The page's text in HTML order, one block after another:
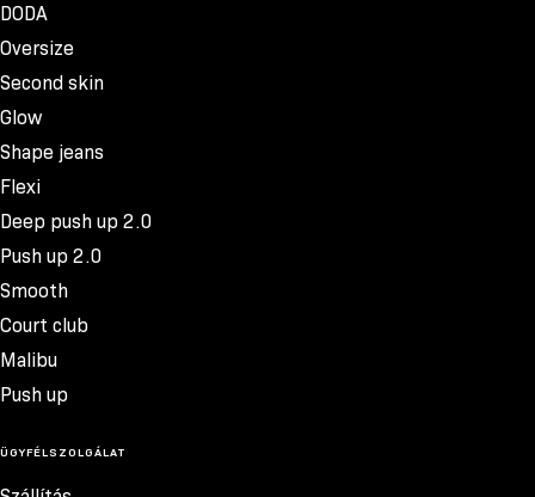
DODA
Oversize
Second skin
Glow
Shape jeans
Flexi
Deep push up 2.0
Push up 2.0
Smooth
Court club
Malibu
Push up
ÜGYFÉLSZOLGÁLAT